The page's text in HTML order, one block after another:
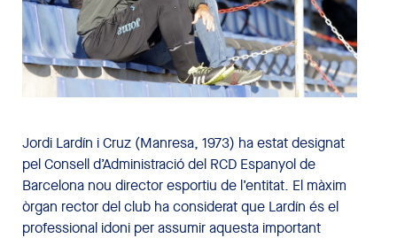
Jordi Lardín i Cruz (Manresa, 1973) ha estat designat
pel Consell d’Administració del RCD Espanyol de
Barcelona nou director esportiu de l’entitat. El màxim
òrgan rector del club ha considerat que Lardín és el
professional idoni per assumir aquesta important